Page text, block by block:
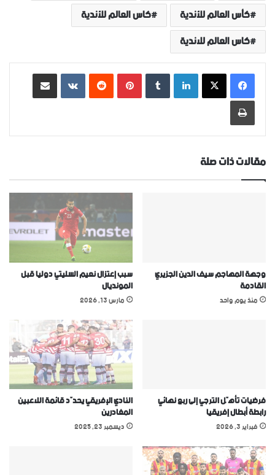
كأس العالم للأندية
كاس العالم للأندية
كاس العالم للاندية
لينكدإن بينتيريست ‏VKontakte
طباعة
مقالات ذات صلة
وجهة المهاجم سيف الدين الجزيري
القادمة
منذ يوم واحد
سبب إعتزال نعيم السليتي دوليا قبل
المونديال
مارس 13, 2026
فرضيات تأهّل الترجي إلى ربع نهائي
رابطة أبطال إفريقيا
فبراير 3, 2026
النادي الإفريقي يحدّد قائمة اللاعبين
المغادرين
ديسمبر 23, 2025